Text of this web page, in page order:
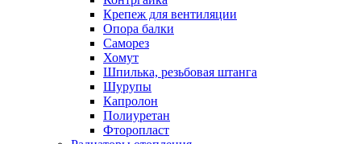
Крепеж для вентиляции
Опора балки
Саморез
Хомут
Шпилька, резьбовая штанга
Шурупы
Капролон
Полиуретан
Фторопласт